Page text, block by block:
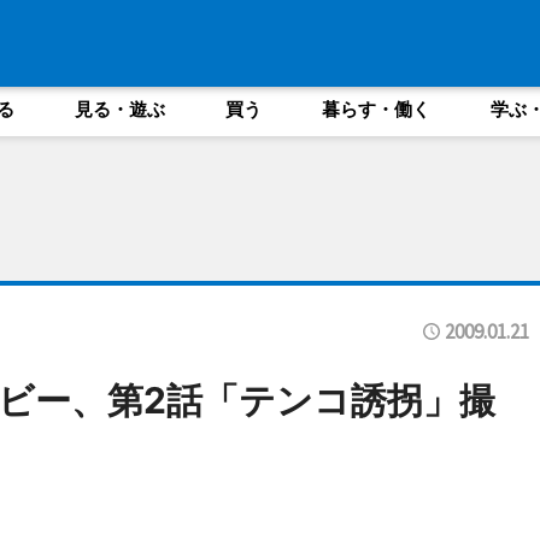
見る・遊ぶ 買う 暮らす・働く 学ぶ
2009.01.21
ー、第2話「テンコ誘拐」撮